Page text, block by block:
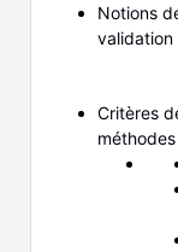
Notions
Critères